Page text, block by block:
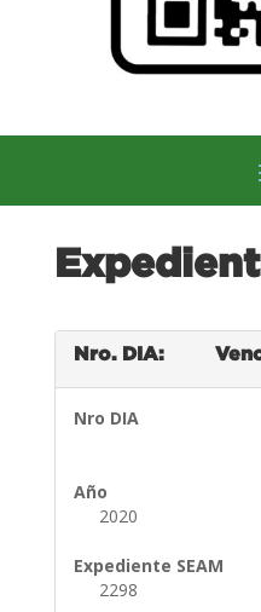
Nro. DIA:
Nro DIA
Año
2020
Expediente SEAM
2298